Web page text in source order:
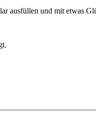
ausfüllen und mit etwas